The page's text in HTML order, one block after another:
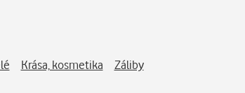
Krása, kosmetika Záliby